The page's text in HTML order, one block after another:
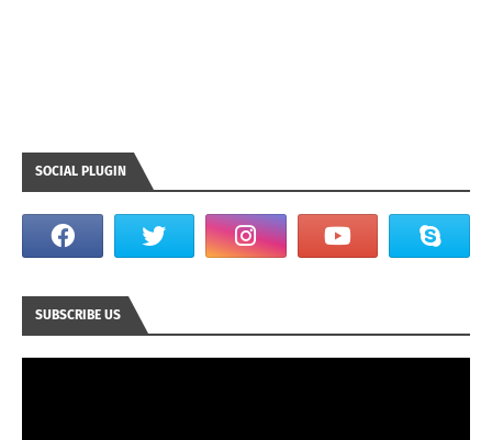
SOCIAL PLUGIN
SUBSCRIBE US